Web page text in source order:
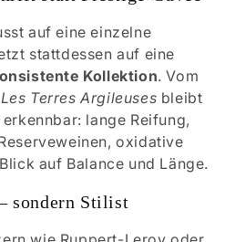
auf eine einzelne
stattdessen auf eine
Kollektion. Vom
Les Terres Argileuses bleibt
lange Reifung,
oxidative
auf Balance und Länge.
sondern Stilist